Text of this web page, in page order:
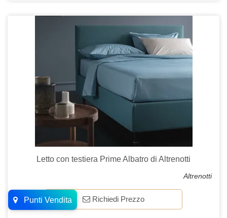
Letto con testiera Prime Albatro di Altrenotti
Altrenotti
Richiedi Prezzo
Punti Vendita